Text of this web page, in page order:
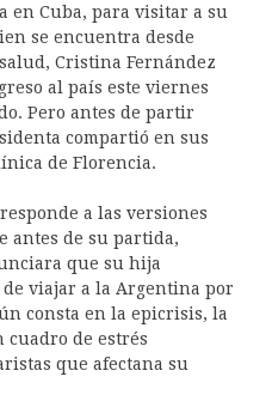
en Cuba, para visitar a su
se encuentra desde
Cristina Fernández
al país este viernes
Pero antes de partir
compartió en sus
de Florencia.
a las versiones
antes de su partida,
que su hija
viajar a la Argentina por
consta en la epicrisis, la
cuadro de estrés
que afectana su